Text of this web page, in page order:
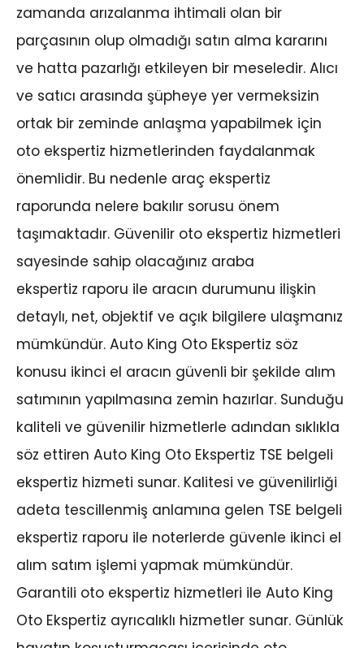
zamanda arızalanma ihtimali olan bir
parçasının olup olmadığı satın alma kararını
ve hatta pazarlığı etkileyen bir meseledir. Alıcı
ve satıcı arasında şüpheye yer vermeksizin
ortak bir zeminde anlaşma yapabilmek için
oto ekspertiz hizmetlerinden faydalanmak
önemlidir. Bu nedenle araç ekspertiz
raporunda nelere bakılır sorusu önem
taşımaktadır. Güvenilir oto ekspertiz hizmetleri
sayesinde sahip olacağınız araba
ekspertiz raporu ile aracın durumunu ilişkin
detaylı, net, objektif ve açık bilgilere ulaşmanız
mümkündür. Auto King Oto Ekspertiz söz
konusu ikinci el aracın güvenli bir şekilde alım
satımının yapılmasına zemin hazırlar. Sunduğu
kaliteli ve güvenilir hizmetlerle adından sıklıkla
söz ettiren Auto King Oto Ekspertiz TSE belgeli
ekspertiz hizmeti sunar. Kalitesi ve güvenilirliği
adeta tescillenmiş anlamına gelen TSE belgeli
ekspertiz raporu ile noterlerde güvenle ikinci el
alım satım işlemi yapmak mümkündür.
Garantili oto ekspertiz hizmetleri ile Auto King
Oto Ekspertiz ayrıcalıklı hizmetler sunar. Günlük